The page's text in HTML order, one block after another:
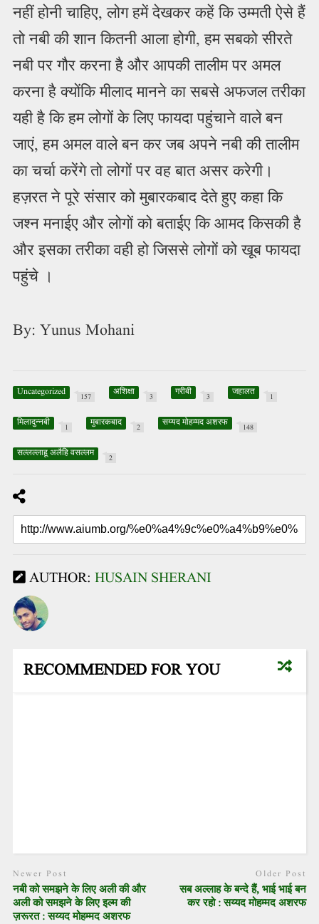
नहीं होनी चाहिए, लोग हमें देखकर कहें कि उम्मती ऐसे हैं
तो नबी की शान कितनी आला होगी, हम सबको सीरते
नबी पर गौर करना है और आपकी तालीम पर अमल
करना है क्योंकि मीलाद मानने का सबसे अफजल तरीका
यही है कि हम लोगों के लिए फायदा पहुंचाने वाले बन
जाएं, हम अमल वाले बन कर जब अपने नबी की तालीम
का चर्चा करेंगे तो लोगों पर वह बात असर करेगी।
हज़रत ने पूरे संसार को मुबारकबाद देते हुए कहा कि
जश्न मनाईए और लोगों को बताईए कि आमद किसकी है
और इसका तरीका वही हो जिससे लोगों को खूब फायदा
पहुंचे ।
By: Yunus Mohani
Uncategorized 157 अशिक्षा 3 गरीबी 3 जहालत 1
मिलादुन्नबी 1 मुबारकबाद 2 सय्यद मोहम्मद अशरफ 148
सल्लल्लाहू अलैहि वसल्लम 2
AUTHOR: HUSAIN SHERANI
RECOMMENDED FOR YOU
Newer Post
नबी को समझने के लिए अली की और
अली को समझने के लिए इल्म की
ज़रूरत : सय्यद मोहम्मद अशरफ
Older Post
सब अल्लाह के बन्दे हैं, भाई भाई बन
कर रहो : सय्यद मोहम्मद अशरफ